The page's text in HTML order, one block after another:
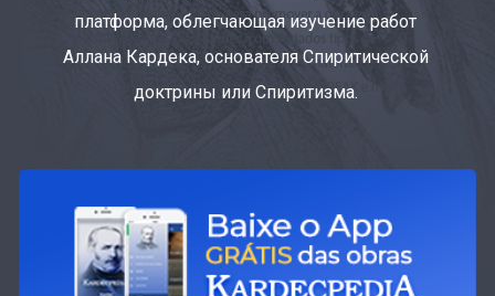
платформа, облегчающая изучение работ
Аллана Кардека, основателя Спиритической
доктрины или Спиритизма.